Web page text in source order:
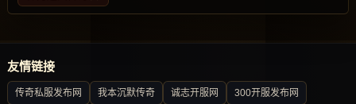
友情链接
传奇私服发布网 我本沉默传奇 诚志开服网 300开服发布网